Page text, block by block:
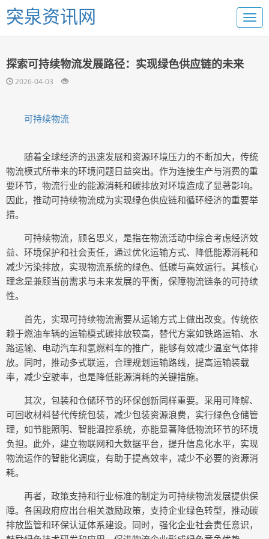
突泉资讯网
探索可持续物流发展路径：实现绿色供应链的未来
2026-04-03
可持续物流
随着全球经济的迅速发展和资源环境压力的不断加大，传统
物流模式所带来的环境问题日益突出。作为连接生产与消费的重
要环节，物流行业的能源消耗和碳排放对环境造成了显著影响。
因此，推动可持续物流成为实现绿色供应链和循环经济的重要举
措。
可持续物流，顾名思义，是指在物流活动中综合考虑经济效
益、环境保护和社会责任，通过优化运输方式、降低能源消耗和
减少污染排放，实现物流系统的绿色、低碳与高效运行。其核心
理念是兼顾当前需求与未来发展的平衡，保障物流链条的可持续
性。
首先，实现可持续物流需要从运输方式上做出改变。传统依
赖于燃油车辆的运输模式碳排放较高，替代方案如铁路运输、水
路运输、电动汽车和氢燃料车的推广，能够有效减少温室气体排
放。同时，推动多式联运，合理规划运输路线，提高运输装载
率，减少空驶率，也是降低能源消耗的关键措施。
其次，包装和仓储环节的环保创新同样重要。采用可降解、
可回收材料替代传统包装，减少包装资源浪费，实行绿色仓储管
理，如节能照明、智能温控系统，亦能显著降低物流环节的环境
负担。此外，建立物联网和大数据平台，提升信息化水平，实现
物流运作的智能化调度，有助于提高效率，减少不必要的资源消
耗。
再者，政策支持和行业标准的制定为可持续物流发展提供保
障。各国政府应出台相关激励政策，支持企业绿色转型，推动碳
排放监管和环保认证体系建设。同时，强化企业社会责任意识，